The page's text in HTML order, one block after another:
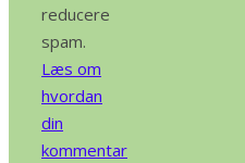
reducere
spam.
Læs om
hvordan
din
kommentar